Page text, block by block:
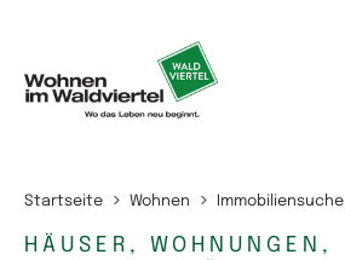
Startseite Wohnen Immobiliensuche
HÄUSER, WOHNUNGEN,